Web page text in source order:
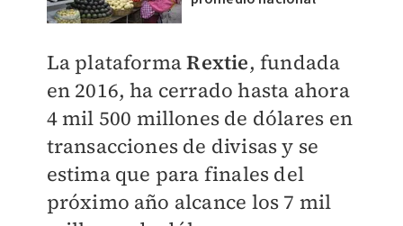
La plataformaRextie, fundada
en 2016, ha cerrado hasta ahora
4 mil 500 millones de dólares en
transacciones de divisas y se
estima que para finales del
próximo año alcance los 7 mil